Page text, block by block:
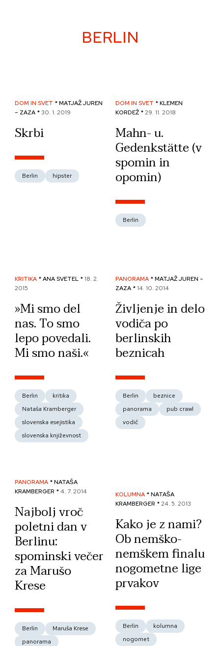
BERLIN
DOM IN SVET * MATJAŽ JUREN
– ZAZA *30. 1. 2019
Skrbi
Berlin hipster
DOM IN SVET * KLEMEN
KORDEŽ *29. 11. 2018
Mahn- u.
Gedenkstätte (v
spomin in
opomin)
Berlin
KRITIKA * ANA SVETEL * 18. 2.
2015
»Mi smo del
nas. To smo
lepo povedali.
Mi smo naši.«
Berlin
kritika
Nataša Kramberger
slovenska esejistika
slovenska književnost
PANORAMA * MATJAŽ JUREN –
ZAZA * 14. 10. 2014
Življenje in delo
vodiča po
berlinskih
beznicah
Berlin
beznice
panorama
pub crawl
vodič
PANORAMA * NATAŠA
KRAMBERGER *4. 7. 2014
Najbolj vroč
poletni dan v
Berlinu:
spominski večer
za Marušo
Krese
Berlin
Maruša Krese
panorama
KOLUMNA * NATAŠA
KRAMBERGER *24. 5. 2013
Kako je z nami?
Ob nemško-
nemškem finalu
nogometne lige
prvakov
Berlin
kolumna
nogomet